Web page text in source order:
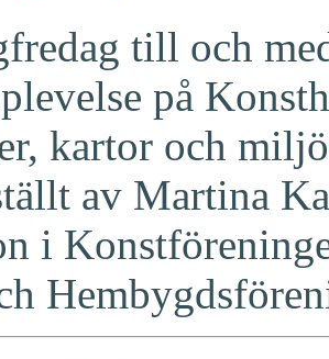
till och
på
kartor och
av Martina
i